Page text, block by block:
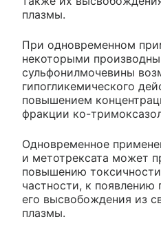
плазмы.
При одновременном
некоторыми
сульфонилмочевины
гипогликемического
повышением
фракции ко-
Одновременное
и метотрексата может
повышению
частности, к появлению
его высвобождения из
плазмы.